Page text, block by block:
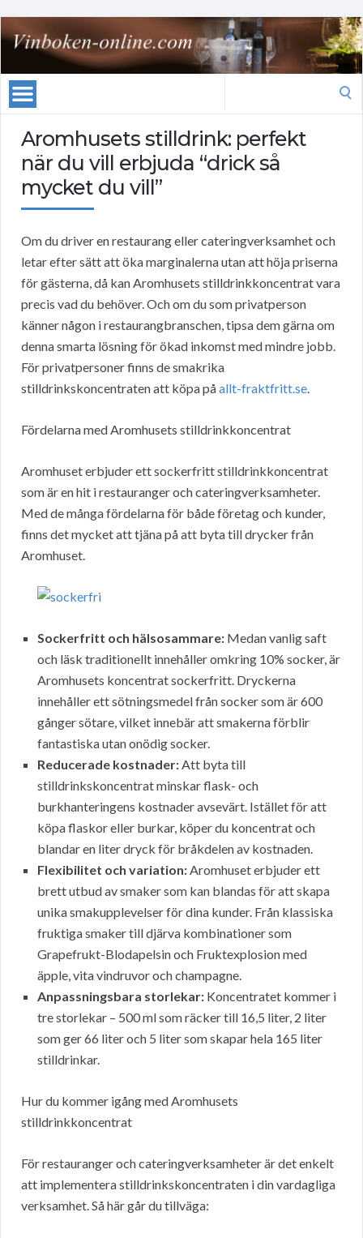
Aromhusets stilldrink: perfekt
när du vill erbjuda “drick så
mycket du vill”
Om du driver en restaurang eller cateringverksamhet och
letar efter sätt att öka marginalerna utan att höja priserna
för gästerna, då kan Aromhusets stilldrinkkoncentrat vara
precis vad du behöver. Och om du som privatperson
känner någon i restaurangbranschen, tipsa dem gärna om
denna smarta lösning för ökad inkomst med mindre jobb.
För privatpersoner finns de smakrika
stilldrinkskoncentraten att köpa påallt-fraktfritt.se.
Fördelarna med Aromhusets stilldrinkkoncentrat
Aromhuset erbjuder ett sockerfritt stilldrinkkoncentrat
som är en hit i restauranger och cateringverksamheter.
Med de många fördelarna för både företag och kunder,
finns det mycket att tjäna på att byta till drycker från
Aromhuset.
Sockerfritt och hälsosammare: Medan vanlig saft
och läsk traditionellt innehåller omkring 10% socker, är
Aromhusets koncentrat sockerfritt. Dryckerna
innehåller ett sötningsmedel från socker som är 600
gånger sötare, vilket innebär att smakerna förblir
fantastiska utan onödig socker.
Reducerade kostnader:Att byta till
stilldrinkskoncentrat minskar flask- och
burkhanteringens kostnader avsevärt. Istället för att
köpa flaskor eller burkar, köper du koncentrat och
blandar en liter dryck för bråkdelen av kostnaden.
Flexibilitet och variation:Aromhuset erbjuder ett
brett utbud av smaker som kan blandas för att skapa
unika smakupplevelser för dina kunder. Från klassiska
fruktiga smaker till djärva kombinationer som
Grapefrukt-Blodapelsin och Fruktexplosion med
äpple, vita vindruvor och champagne.
Anpassningsbara storlekar: Koncentratet kommer i
tre storlekar – 500 ml som räcker till 16,5 liter, 2 liter
som ger 66 liter och 5 liter som skapar hela 165 liter
stilldrinkar.
Hur du kommer igång med Aromhusets
stilldrinkkoncentrat
För restauranger och cateringverksamheter är det enkelt
att implementera stilldrinkskoncentraten i din vardagliga
verksamhet. Så här går du tillväga: